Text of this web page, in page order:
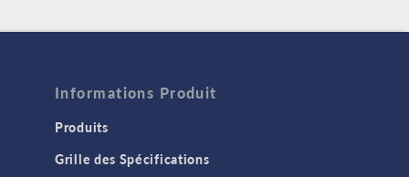
Informations Produit
Produits
Grille des Spécifications